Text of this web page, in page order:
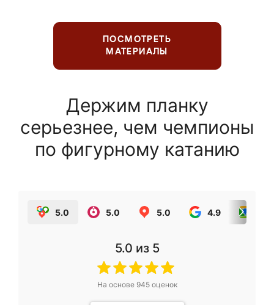
ПОСМОТРЕТЬ
МАТЕРИАЛЫ
Держим планку
серьезнее, чем чемпионы
по фигурному катанию
5.0 5.0 5.0 4.9
5.0 из 5
На основе 945оценок